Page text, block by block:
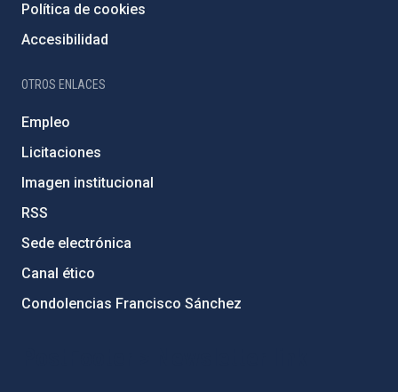
Política de cookies
Accesibilidad
OTROS ENLACES
Empleo
Licitaciones
Imagen institucional
RSS
Sede electrónica
Canal ético
Condolencias Francisco Sánchez